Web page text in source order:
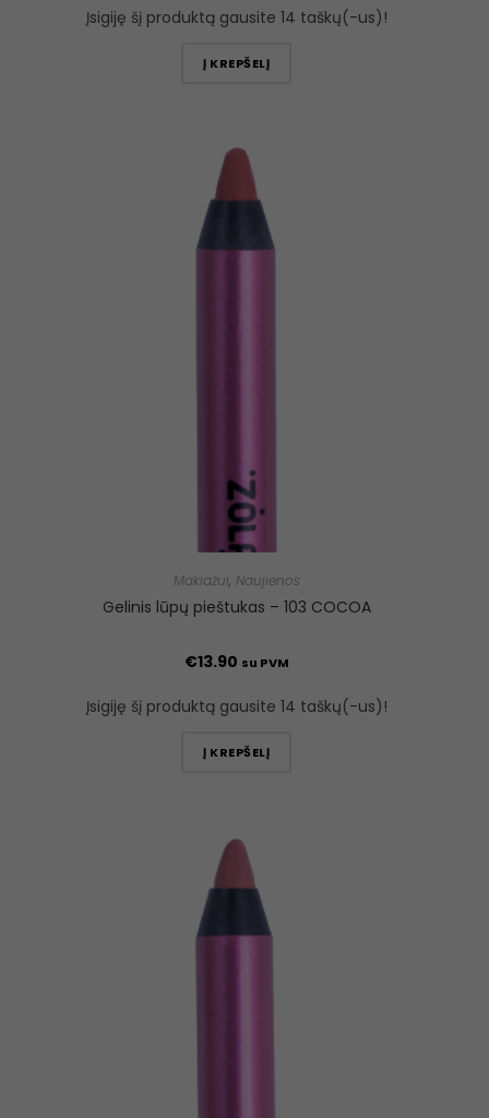
Įsigiję šį produktą gausite 14 taškų(-us)!
Į KREPŠELĮ
Makiažui, Naujienos
Gelinis lūpų pieštukas – 103 COCOA
€13.90 su PVM
Įsigiję šį produktą gausite 14 taškų(-us)!
Į KREPŠELĮ